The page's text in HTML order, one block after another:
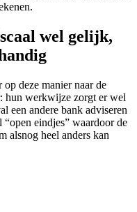
wel gelijk,
deze manier naar de
hun werkwijze zorgt er wel
een andere bank adviseren
eindjes” waardoor de
alsnog heel anders kan